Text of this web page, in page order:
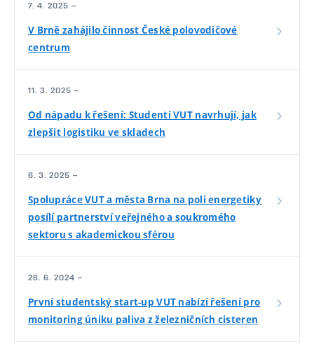
7. 4. 2025 –
V Brně zahájilo činnost České polovodičové
centrum
11. 3. 2025 –
Od nápadu k řešení: Studenti VUT navrhují, jak
zlepšit logistiku ve skladech
6. 3. 2025 –
Spolupráce VUT a města Brna na poli energetiky
posílí partnerství veřejného a soukromého
sektoru s akademickou sférou
28. 6. 2024 –
První studentský start-up VUT nabízí řešení pro
monitoring úniku paliva z železničních cisteren